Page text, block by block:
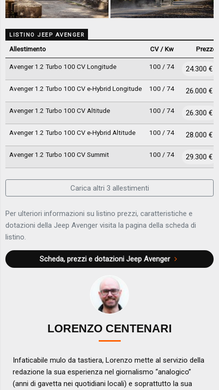
LISTINO JEEP AVENGER
Allestimento CV / Kw Prezzo
Avenger 1.2 Turbo 100 CV Longitude 100 / 74 24.300 €
Avenger 1.2 Turbo 100 CV e-Hybrid Longitude 100 / 74 26.000 €
Avenger 1.2 Turbo 100 CV Altitude 100 / 74 26.300 €
Avenger 1.2 Turbo 100 CV e-Hybrid Altitude 100 / 74 28.000 €
Avenger 1.2 Turbo 100 CV Summit 100 / 74 29.300 €
Carica altri 3 allestimenti
Per ulteriori informazioni su listino prezzi, caratteristiche e
dotazioni della Jeep Avenger visita la pagina della scheda di
listino.
Scheda, prezzi e dotazioniJeep Avenger
LORENZO CENTENARI
Infaticabile mulo da tastiera, Lorenzo mette al servizio della
redazione la sua esperienza nel giornalismo “analogico”
(anni di gavetta nei quotidiani locali) e soprattutto la sua